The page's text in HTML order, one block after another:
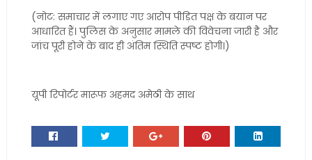
(नोट: समाचार में लगाए गए आरोप पीड़ित पक्ष के बयान पर
आधारित हैं। पुलिस के अनुसार मामले की विवेचना जारी है और
जांच पूरी होने के बाद ही अंतिम स्थिति स्पष्ट होगी।)
यूपी रिपोर्टर मारूफ अहमद अमेठी के साथ